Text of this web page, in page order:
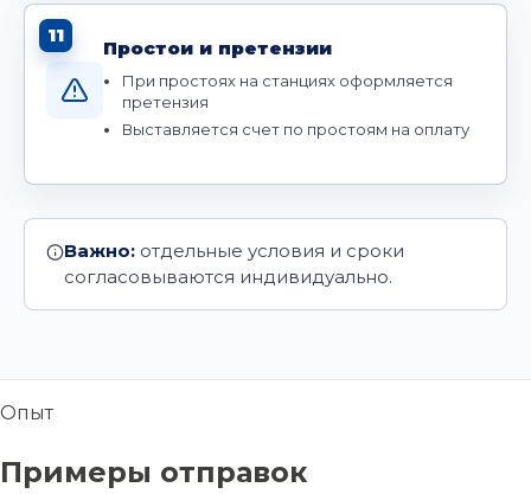
11
Простои и претензии
При простоях на станциях оформляется
претензия
Выставляется счет по простоям на оплату
Важно: отдельные условия и сроки
согласовываются индивидуально.
Опыт
Примеры отправок